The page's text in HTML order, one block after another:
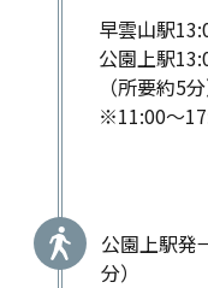
早雲山駅
公園上駅
（所要約5分
※11:00～
公園上駅発
分）